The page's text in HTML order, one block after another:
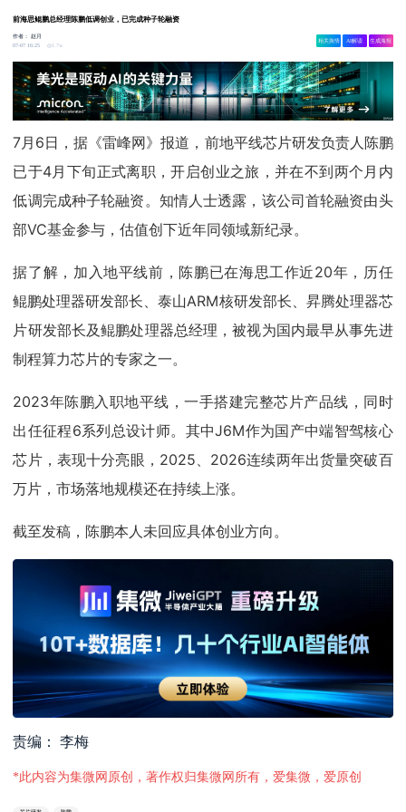
前海思鲲鹏总经理陈鹏低调创业，已完成种子轮融资
作者：赵月
07-07 16:25
1.7w
相关舆情 AI解读 生成海报
7月6日，据《雷峰网》报道，前地平线芯片研发负责人陈鹏
已于4月下旬正式离职，开启创业之旅，并在不到两个月内
低调完成种子轮融资。知情人士透露，该公司首轮融资由头
部VC基金参与，估值创下近年同领域新纪录。
据了解，加入地平线前，陈鹏已在海思工作近20年，历任
鲲鹏处理器研发部长、泰山ARM核研发部长、昇腾处理器芯
片研发部长及鲲鹏处理器总经理，被视为国内最早从事先进
制程算力芯片的专家之一。
2023年陈鹏入职地平线，一手搭建完整芯片产品线，同时
出任征程6系列总设计师。其中J6M作为国产中端智驾核心
芯片，表现十分亮眼，2025、2026连续两年出货量突破百
万片，市场落地规模还在持续上涨。
截至发稿，陈鹏本人未回应具体创业方向。
责编： 李梅
*此内容为集微网原创，著作权归集微网所有，爱集微，爱原创